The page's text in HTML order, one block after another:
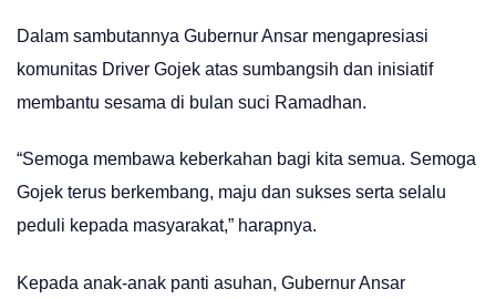
Dalam sambutannya Gubernur Ansar mengapresiasi
komunitas Driver Gojek atas sumbangsih dan inisiatif
membantu sesama di bulan suci Ramadhan.
“Semoga membawa keberkahan bagi kita semua. Semoga
Gojek terus berkembang, maju dan sukses serta selalu
peduli kepada masyarakat,” harapnya.
Kepada anak-anak panti asuhan, Gubernur Ansar